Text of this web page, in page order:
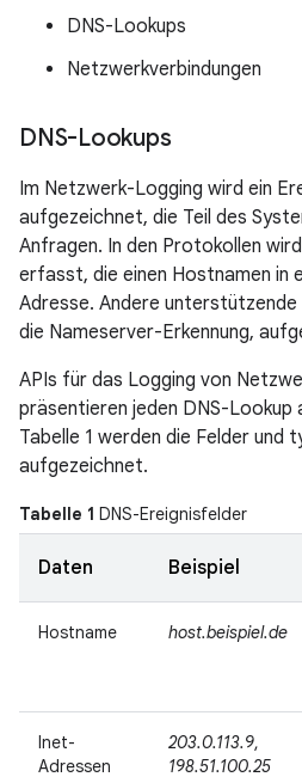
DNS-Lookups
Netzwerkverbindungen
DNS-Lookups
Im Netzwerk-Logging wird ein
aufgezeichnet, die Teil des
Anfragen. In den Protokollen
erfasst, die einen Hostnamen in
Adresse. Andere
die Nameserver-Erkennung,
APIs für das Logging von
präsentieren jeden DNS-Lookup
Tabelle 1 werden die Felder und
aufgezeichnet.
Tabelle 1 DNS-Ereignisfelder
Daten Beispiel
Hostname host.beispiel.de
Inet-
Adressen
203.0.113.9,
198.51.100.25